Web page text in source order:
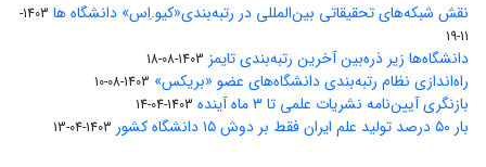
نقش شبکه‌های تحقیقاتی بین‌المللی در رتبه‌بندی«کیو.اِس» دانشگاه ها
1403-
11-19
دانشگاه‌ها زیر ذره‌بین آخرین رتبه‌بندی تایمز 1403-08-18
راه‌اندازی نظام رتبه‌بندی دانشگاه‌‌های عضو «بریکس» 1403-08-10
بازنگری آیین‌نامه نشریات علمی تا ۳ ماه آینده 1403-04-14
بار ۵۰ درصد تولید علم ایران فقط بر دوش ۱۵ دانشگاه کشور 1403-04-13